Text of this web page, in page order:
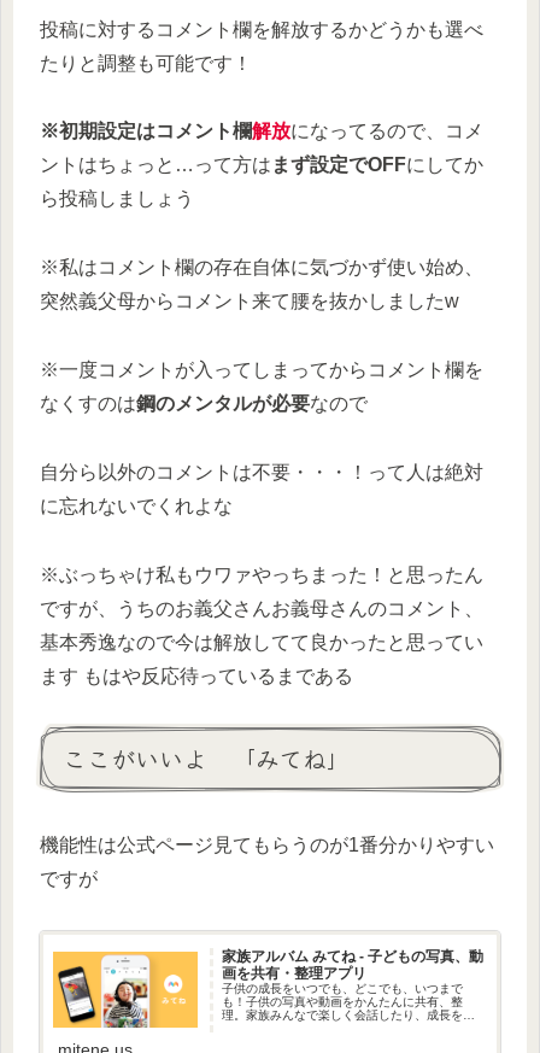
投稿に対するコメント欄を解放するかどうかも選べ
たりと調整も可能です！
※初期設定はコメント欄解放になってるので、コメ
ントはちょっと…って方は まず設定でOFFにしてか
ら投稿しましょう
※私はコメント欄の存在自体に気づかず使い始め、
突然義父母からコメント来て腰を抜かしましたw
※一度コメントが入ってしまってからコメント欄を
なくすのは鋼のメンタルが必要なので
自分ら以外のコメントは不要・・・！って人は絶対
に忘れないでくれよな
※ぶっちゃけ私もウワァやっちまった！と思ったん
ですが、うちのお義父さんお義母さんのコメント、
基本秀逸なので今は解放してて良かったと思ってい
ます もはや反応待っているまである
ここがいいよ 「みてね」
機能性は公式ページ見てもらうのが1番分かりやすい
ですが
家族アルバム みてね - 子どもの写真、動
画を共有・整理アプリ
子供の成長をいつでも、どこでも、いつまで
も！子供の写真や動画をかんたんに共有、整
理。家族みんなで楽しく会話したり、成長をふ